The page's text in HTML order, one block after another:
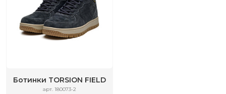
Ботинки TORSION FIELD
арт. 180073-2